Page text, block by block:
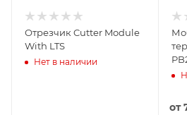
Отрезчик Cutter Module
With LTS
Нет в наличии
от